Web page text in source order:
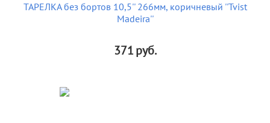
ТАРЕЛКА без бортов 10,5'' 266мм, коричневый ''Tvist
Madeira''
371руб.